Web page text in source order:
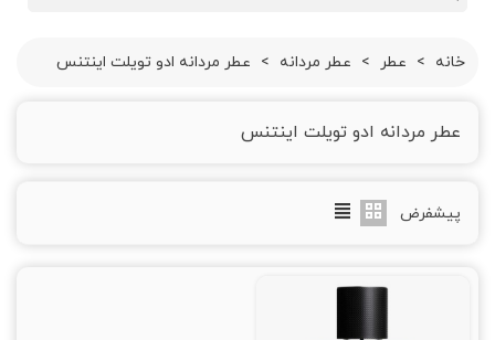
خانه > عطر > عطر مردانه > عطر مردانه ادو تویلت اینتنس
عطر مردانه ادو تویلت اینتنس
پیشفرض